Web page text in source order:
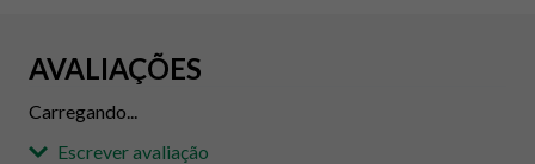
AVALIAÇÕES
Carregando...
Escrever avaliação